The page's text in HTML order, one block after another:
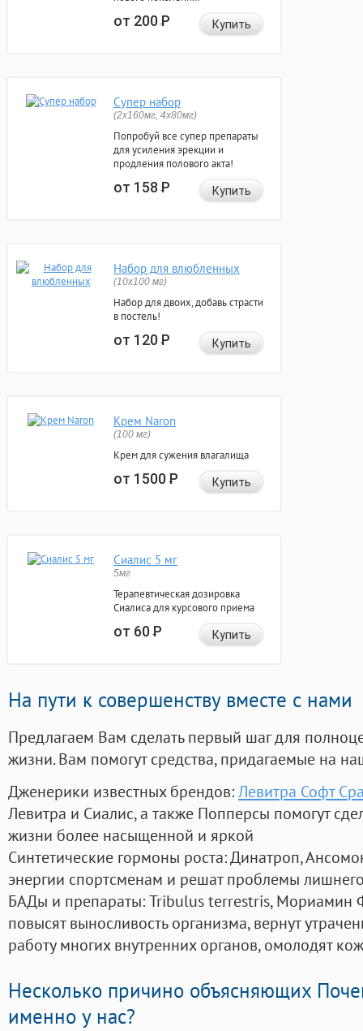
от 200Р Купить
Супер набор
(2х160мг, 4х80мг)
Попробуй все супер препараты
для усиления эрекции и
продления полового акта!
от 158Р Купить
Набор для влюбленных
(10х100 мг)
Набор для двоих, добавь страсти
в постель!
от 120Р Купить
Крем Naron
(100 мг)
Крем для сужения влагалища
от 1500Р Купить
Сиалис 5 мг
5мг
Терапевтическая дозировка
Сиалиса для курсового приема
от 60Р Купить
На пути к совершенству вместе с нами
Предлагаем Вам сделать первый шаг для
жизни. Вам помогут средства, придагаемые на
Дженерики известных брендов:Левитра Софт
Левитра и Сиалис, а также Попперсы помогут
жизни более насыщенной и яркой
Синтетические гормоны роста: Динатроп,
энергии спортсменам и решат проблемы
БАДы и препараты:Tribulus terrestris, Мориамин
повысят выносливость организма, вернут
работу многих внутренних органов, омолодят
Несколько причино объясняющих
именно у нас?